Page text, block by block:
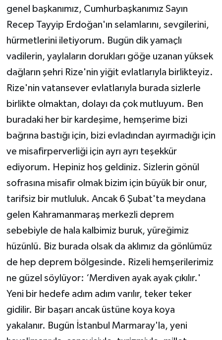
genel başkanımız, Cumhurbaşkanımız Sayın
Recep Tayyip Erdoğan'ın selamlarını, sevgilerini,
hürmetlerini iletiyorum. Bugün dik yamaçlı
vadilerin, yaylaların dorukları göğe uzanan yüksek
dağların şehri Rize'nin yiğit evlatlarıyla birlikteyiz.
Rize'nin vatansever evlatlarıyla burada sizlerle
birlikte olmaktan, dolayı da çok mutluyum. Ben
buradaki her bir kardeşime, hemşerime bizi
bağrına bastığı için, bizi evladından ayırmadığı için
ve misafirperverliği için ayrı ayrı teşekkür
ediyorum. Hepiniz hoş geldiniz. Sizlerin gönül
sofrasına misafir olmak bizim için büyük bir onur,
tarifsiz bir mutluluk. Ancak 6 Şubat'ta meydana
gelen Kahramanmaraş merkezli deprem
sebebiyle de hala kalbimiz buruk, yüreğimiz
hüzünlü. Biz burada olsak da aklımız da gönlümüz
de hep deprem bölgesinde. Rizeli hemşerilerimiz
ne güzel söylüyor: ‘Merdiven ayak ayak çıkılır.'
Yeni bir hedefe adım adım varılır, teker teker
gidilir. Bir başarı ancak üstüne koya koya
yakalanır. Bugün İstanbul Marmaray'la, yeni